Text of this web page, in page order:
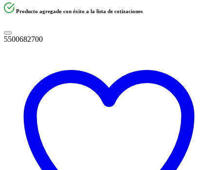
Producto agregado con éxito a la lista de cotizaciones
5500682700